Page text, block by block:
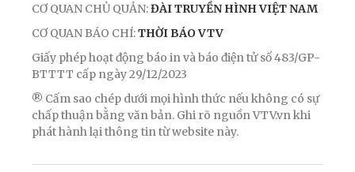
CƠ QUAN CHỦ QUẢN:ĐÀI TRUYỀN HÌNH VIỆT NAM
CƠ QUAN BÁO CHÍ:THỜI BÁO VTV
Giấy phép hoạt động báo in và báo điện tử số 483/GP-
BTTTT cấp ngày 29/12/2023
® Cấm sao chép dưới mọi hình thức nếu không có sự
chấp thuận bằng văn bản. Ghi rõ nguồn VTV.vn khi
phát hành lại thông tin từ website này.